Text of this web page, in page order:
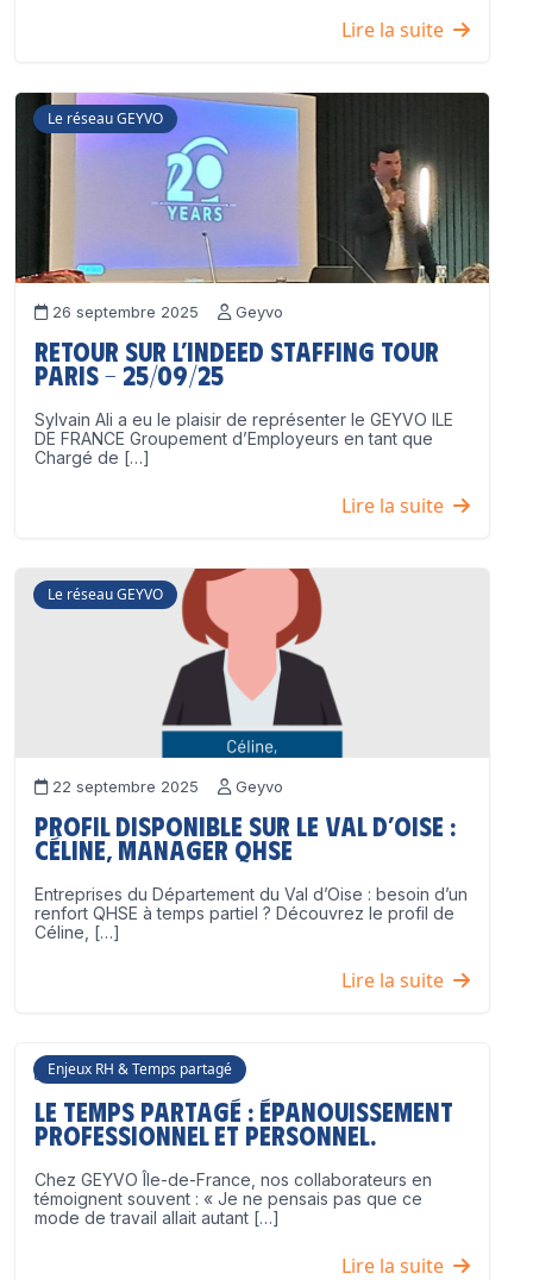
Lire la suite
Le réseau GEYVO
26 septembre 2025 Geyvo
Retour sur l’Indeed Staffing Tour
Paris – 25/09/25
Sylvain Ali a eu le plaisir de représenter le GEYVO ILE
DE FRANCE Groupement d’Employeurs en tant que
Chargé de […]
Lire la suite
Le réseau GEYVO
22 septembre 2025 Geyvo
Profil disponible sur le Val d’Oise :
Céline, Manager QHSE
Entreprises du Département du Val d’Oise : besoin d’un
renfort QHSE à temps partiel ? Découvrez le profil de
Céline, […]
Lire la suite
Enjeux RH & Temps partagé
17 juillet 2025 Geyvo
Le temps partagé : épanouissement
professionnel ET personnel.
Chez GEYVO Île-de-France, nos collaborateurs en
témoignent souvent : « Je ne pensais pas que ce
mode de travail allait autant […]
Lire la suite